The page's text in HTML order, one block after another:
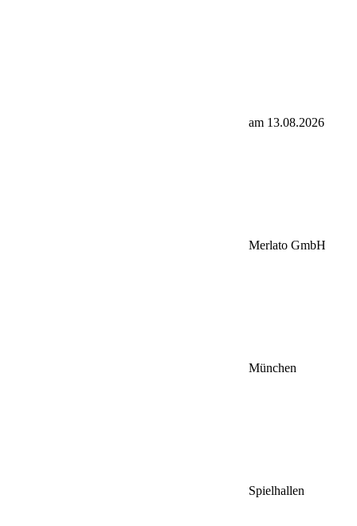
am 13.08.2026
Merlato GmbH
München
Spielhallen